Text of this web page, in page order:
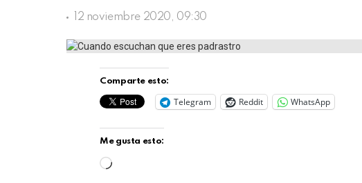
12 noviembre 2020, 09:30
Comparte esto:
Telegram Reddit WhatsApp
Me gusta esto: